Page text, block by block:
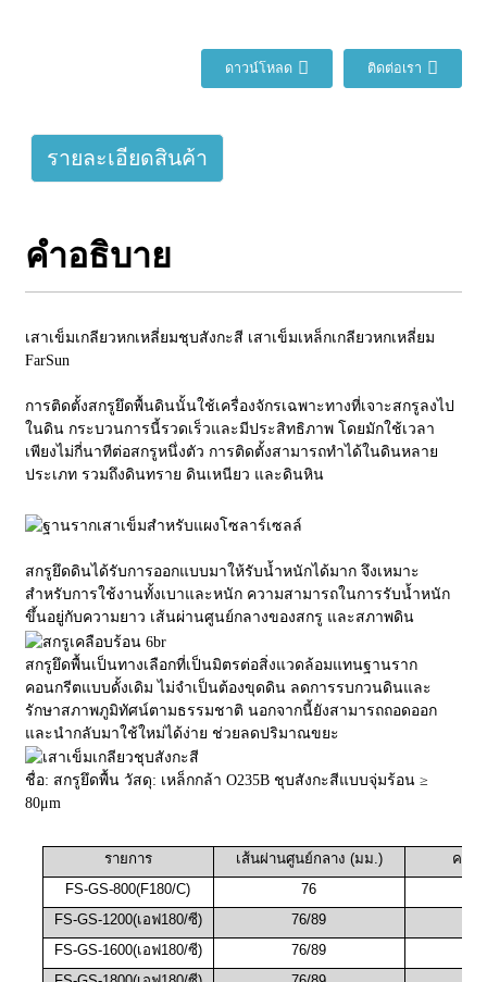
ดาวน์โหลด ติดต่อเรา
รายละเอียดสินค้า
คำอธิบาย
เสาเข็มเกลียวหกเหลี่ยมชุบสังกะสี เสาเข็มเหล็กเกลียวหกเหลี่ยม
FarSun
การติดตั้งสกรูยึดพื้นดินนั้นใช้เครื่องจักรเฉพาะทางที่เจาะสกรูลงไป
ในดิน กระบวนการนี้รวดเร็วและมีประสิทธิภาพ โดยมักใช้เวลา
เพียงไม่กี่นาทีต่อสกรูหนึ่งตัว การติดตั้งสามารถทำได้ในดินหลาย
ประเภท รวมถึงดินทราย ดินเหนียว และดินหิน
สกรูยึดดินได้รับการออกแบบมาให้รับน้ำหนักได้มาก จึงเหมาะ
สำหรับการใช้งานทั้งเบาและหนัก ความสามารถในการรับน้ำหนัก
ขึ้นอยู่กับความยาว เส้นผ่านศูนย์กลางของสกรู และสภาพดิน
สกรูยึดพื้นเป็นทางเลือกที่เป็นมิตรต่อสิ่งแวดล้อมแทนฐานราก
คอนกรีตแบบดั้งเดิม ไม่จำเป็นต้องขุดดิน ลดการรบกวนดินและ
รักษาสภาพภูมิทัศน์ตามธรรมชาติ นอกจากนี้ยังสามารถถอดออก
และนำกลับมาใช้ใหม่ได้ง่าย ช่วยลดปริมาณขยะ
ชื่อ: สกรูยึดพื้น วัสดุ: เหล็กกล้า O235B ชุบสังกะสีแบบจุ่มร้อน ≥
80μm
รายการ เส้นผ่านศูนย์กลาง (มม.)
ควา
FS-GS-800(F180/C)
76
FS-GS-1200(เอฟ180/ซี) 76/89
FS-GS-1600(เอฟ180/ซี) 76/89